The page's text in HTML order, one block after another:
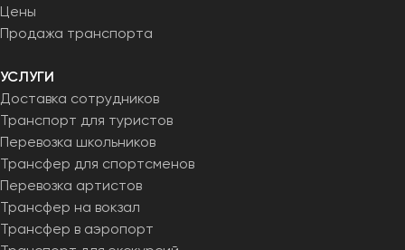
Цены
Продажа транспорта
УСЛУГИ
Доставка сотрудников
Транспорт для туристов
Перевозка школьников
Трансфер для спортсменов
Перевозка артистов
Трансфер на вокзал
Трансфер в аэропорт